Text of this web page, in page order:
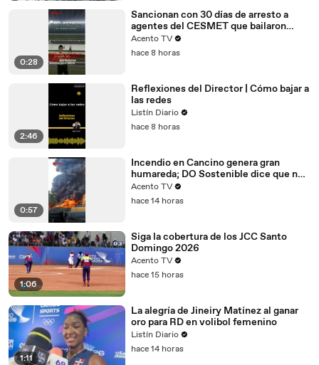
0:28
Sancionan con 30 días de arresto a
agentes del CESMET que bailaron
dembow en el Metro
Acento TV
hace 8 horas
2:46
Reflexiones del Director | Cómo bajar a
las redes
Listín Diario
hace 8 horas
0:57
Incendio en Cancino genera gran
humareda; DO Sostenible dice que no
dejó víctimas
Acento TV
hace 14 horas
1:06
Siga la cobertura de los JCC Santo
Domingo 2026
Acento TV
hace 15 horas
1:11
La alegría de Jineiry Matínez al ganar
oro para RD en volibol femenino
Listín Diario
hace 14 horas